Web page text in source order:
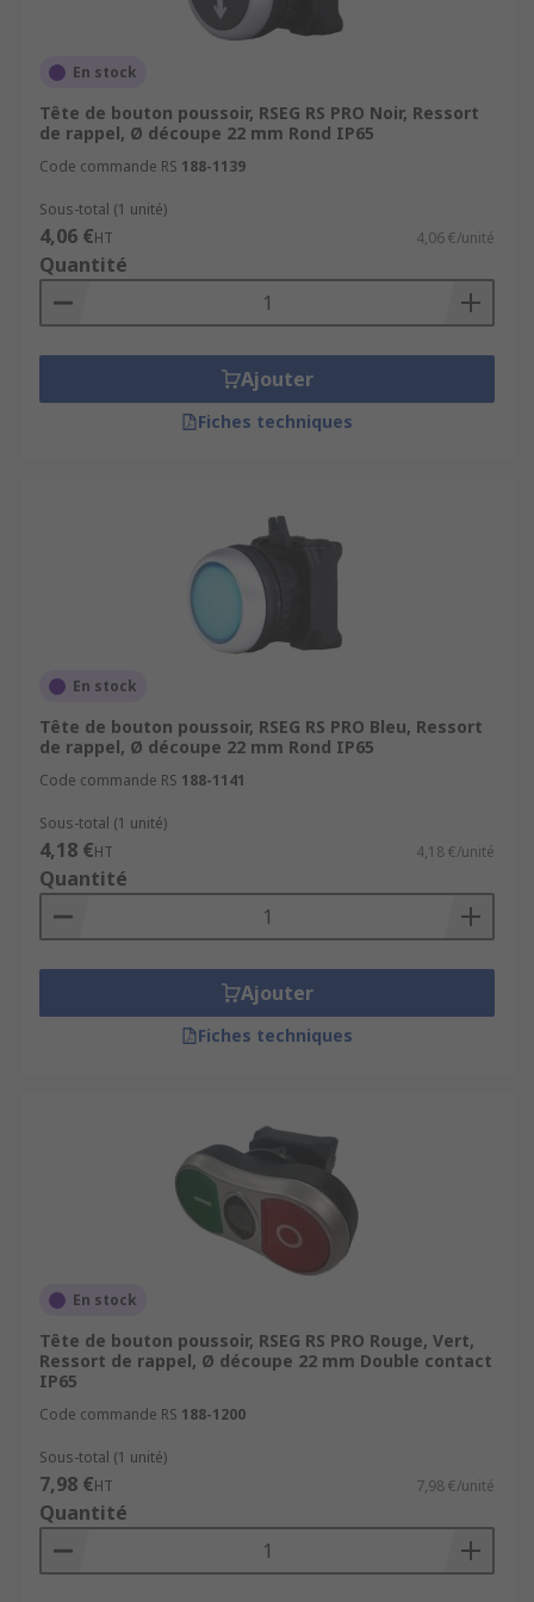
boutons-poussoir chez RS ?
Livraison rapide en 24 à 48h
Livraison gratuite dès 50 €
Grandes marques reconnues
Support technique expert
Outils digitaux performants
Parcourez dès maintenant notre sélection de
têtes de boutons-poussoir et commandez les
références adaptées à vos besoins.
Boutons-poussoirs industriels
Blocs de contact pour boutons-poussoirs
Voyants lumineux LED
Sélecteurs rotatifs
En stock
Tête de bouton poussoir, RSEG RS PRO Noir, Ressort
de rappel, Ø découpe 22 mm Rond IP65
Code commande RS 188-1139
Sous-total (1 unité)
4,06 €HT 4,06 €/unité
Quantité
Ajouter
Fiches techniques
En stock
Tête de bouton poussoir, RSEG RS PRO Bleu, Ressort
de rappel, Ø découpe 22 mm Rond IP65
Code commande RS 188-1141
Sous-total (1 unité)
4,18 €HT 4,18 €/unité
Quantité
Ajouter
Fiches techniques
En stock
Tête de bouton poussoir, RSEG RS PRO Rouge, Vert,
Ressort de rappel, Ø découpe 22 mm Double contact
IP65
Code commande RS 188-1200
Sous-total (1 unité)
7,98 €HT 7,98 €/unité
Quantité